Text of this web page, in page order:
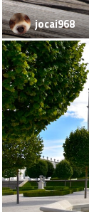
jocai968